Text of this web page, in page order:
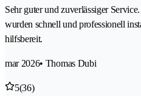
Sehr guter und zuverlässiger
wurden schnell und professionell
hilfsbereit.
mar 2026• Thomas Dubi
5(36)